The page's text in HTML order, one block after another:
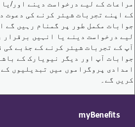
مراعات کے لیے درخواست دینے اور/
کے اپنے تجربات شیئر کرنے کی دعوت
جوابات مکمل طور پر گمنام رہیں گے
لیے درخواست دینے یا انہیں برقرار
آپ کے تجربات شیئر کرنے کے جذبے کی
جوابات آپ اور دیگر نیویارک کے
امدادی پروگراموں میں تبدیلیوں
کریں گے۔
myBenefits